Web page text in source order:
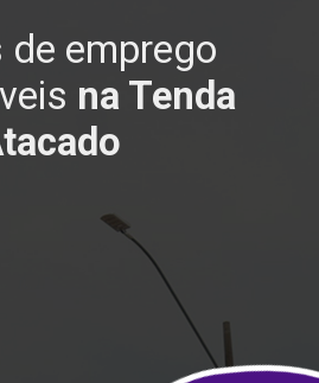
de emprego
na Tenda